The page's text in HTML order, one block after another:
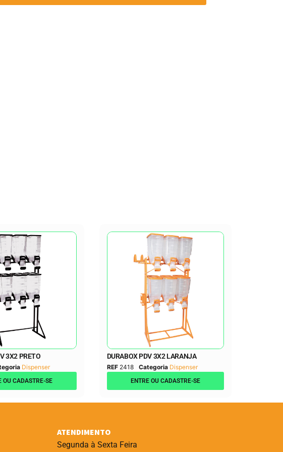
3X2 PRETO
Dispenser
OU CADASTRE-SE
DURABOX PDV 3X2 LARANJA
REF 2418 Categoria Dispenser
ENTRE OU CADASTRE-SE
ATENDIMENTO
Segunda à Sexta Feira